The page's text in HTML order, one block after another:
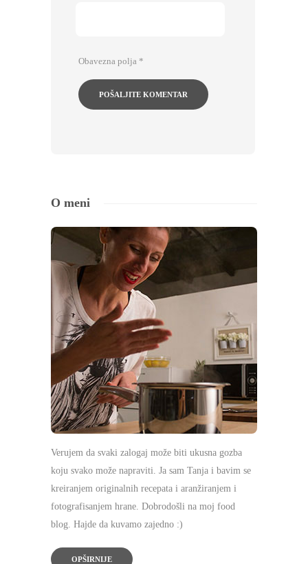
Obavezna polja *
O meni
Verujem da svaki zalogaj može biti ukusna gozba
koju svako može napraviti. Ja sam Tanja i bavim se
kreiranjem originalnih recepata i aranžiranjem i
fotografisanjem hrane. Dobrodošli na moj food
blog. Hajde da kuvamo zajedno :)
OPŠIRNIJE